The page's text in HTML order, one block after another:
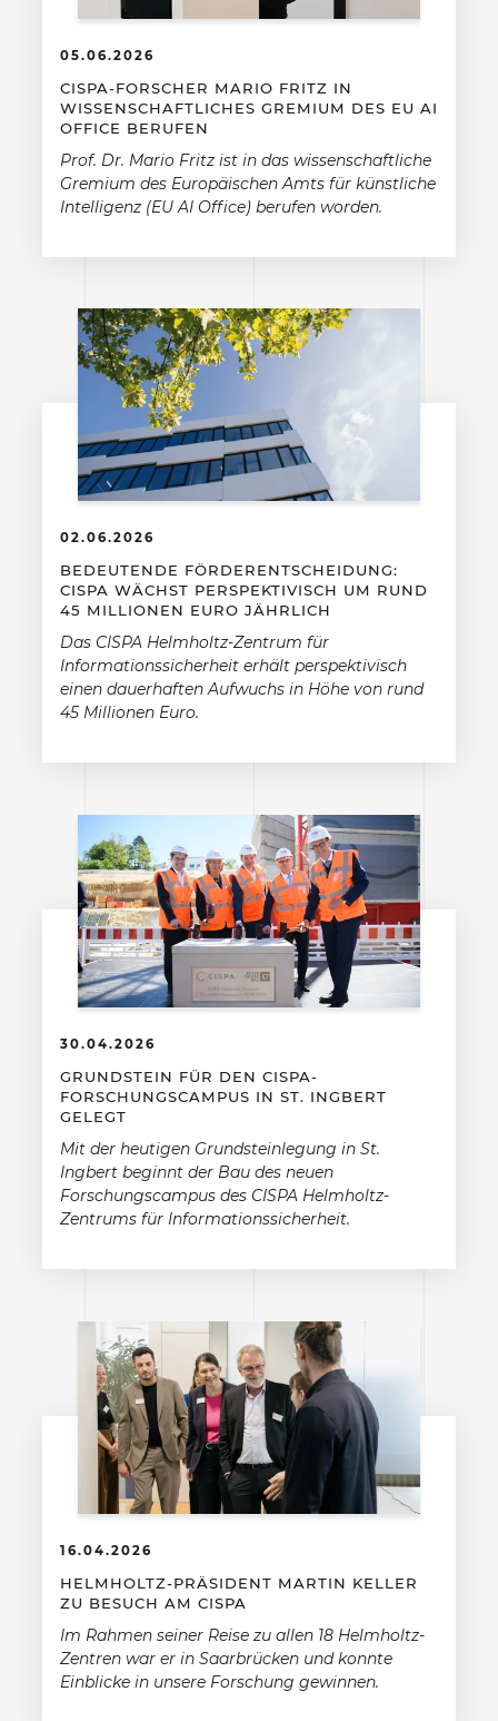
05.06.2026
CISPA-FORSCHER MARIO FRITZ IN
WISSENSCHAFTLICHES GREMIUM DES EU AI
OFFICE BERUFEN
Prof. Dr. Mario Fritz ist in das wissenschaftliche
Gremium des Europäischen Amts für künstliche
Intelligenz (EU AI Office) berufen worden.
02.06.2026
BEDEUTENDE FÖRDERENTSCHEIDUNG:
CISPA WÄCHST PERSPEKTIVISCH UM RUND
45 MILLIONEN EURO JÄHRLICH
Das CISPA Helmholtz-Zentrum für
Informationssicherheit erhält perspektivisch
einen dauerhaften Aufwuchs in Höhe von rund
45 Millionen Euro.
30.04.2026
GRUNDSTEIN FÜR DEN CISPA-
FORSCHUNGSCAMPUS IN ST. INGBERT
GELEGT
Mit der heutigen Grundsteinlegung in St.
Ingbert beginnt der Bau des neuen
Forschungscampus des CISPA Helmholtz-
Zentrums für Informationssicherheit.
16.04.2026
HELMHOLTZ-PRÄSIDENT MARTIN KELLER
ZU BESUCH AM CISPA
Im Rahmen seiner Reise zu allen 18 Helmholtz-
Zentren war er in Saarbrücken und konnte
Einblicke in unsere Forschung gewinnen.